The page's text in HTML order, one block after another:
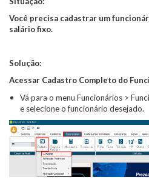
Você precisa cadastrar um
salário fixo.
Solução:
Acessar Cadastro Completo do
Vá para o menu Funcionários >
e selecione o funcionário desejado.